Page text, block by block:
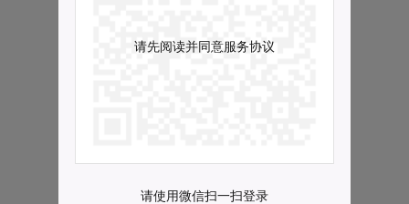
请先阅读并同意服务协议
请使用微信扫一扫登录